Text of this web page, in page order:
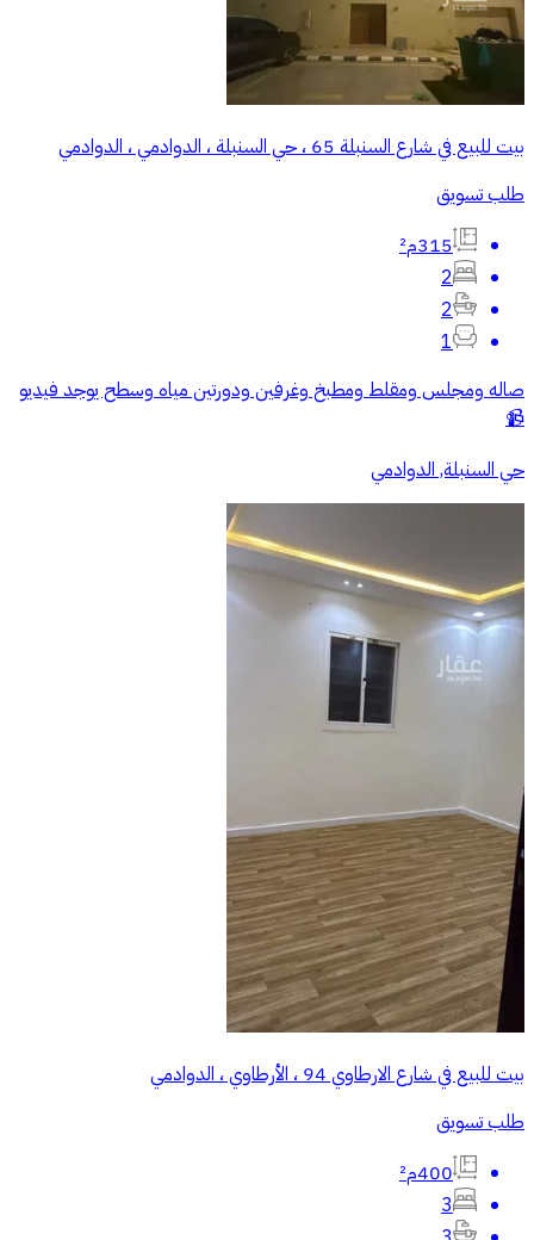
بيت للبيع في شارع السنبلة 65 ، حي السنبلة ، الدوادمي ، الدوادمي
طلب تسويق
315م²
2
2
1
صاله ومجلس ومقلط ومطبخ وغرفين ودورتين مياه وسطح يوجد فيديو
📹
حي السنبلة, الدوادمي
بيت للبيع في شارع الارطاوي 94 ، الأرطاوي ، الدوادمي
طلب تسويق
400م²
3